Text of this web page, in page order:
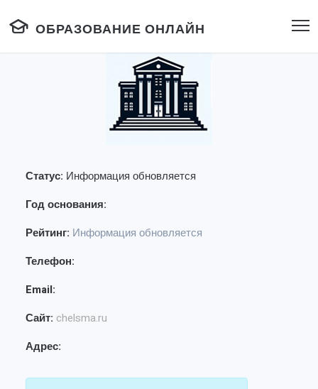
ОБРАЗОВАНИЕ ОНЛАЙН
Статус: Информация обновляется
Год основания:
Рейтинг: Информация обновляется
Телефон:
Email:
Сайт: chelsma.ru
Адрес: